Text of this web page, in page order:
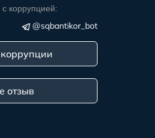
коррупцией:
@sqbantikor_bot
отзыв